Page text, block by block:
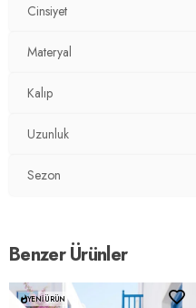
Cinsiyet
Materyal
Kalıp
Uzunluk
Sezon
Benzer Ürünler
YENI ÜRÜN